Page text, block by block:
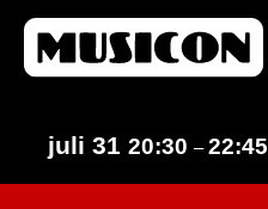
juli 31 20:30 –22:45